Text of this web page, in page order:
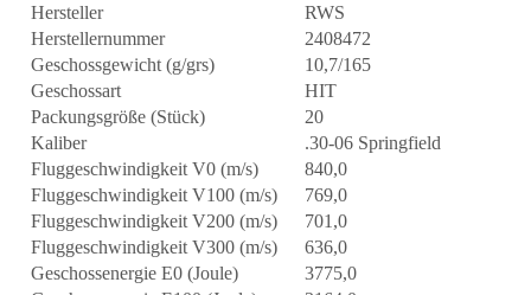
Hersteller
RWS
Herstellernummer
2408472
Geschossgewicht (g/grs)
10,7/165
Geschossart
HIT
Packungsgröße (Stück)
20
Kaliber
.30-06 Springfield
Fluggeschwindigkeit V0 (m/s)
840,0
Fluggeschwindigkeit V100 (m/s)
769,0
Fluggeschwindigkeit V200 (m/s)
701,0
Fluggeschwindigkeit V300 (m/s)
636,0
Geschossenergie E0 (Joule)
3775,0